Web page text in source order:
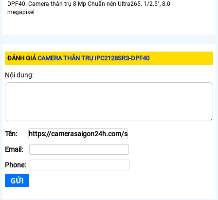
DPF40. Camera thân trụ 8 Mp Chuẩn nén Ultra265. 1/2.5", 8.0
megapixel
ĐÁNH GIÁCAMERA THÂN TRỤ IPC2128SR3-DPF40
Nội dung:
Tên:
Email:
Phone: